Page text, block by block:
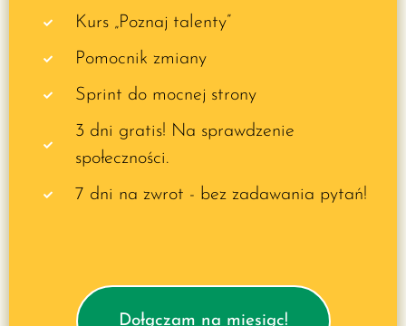
Kurs „Poznaj talenty”
Pomocnik zmiany
Sprint do mocnej strony
3 dni gratis! Na sprawdzenie
społeczności.
7 dni na zwrot - bez zadawania pytań!
Dołączam na miesiąc!